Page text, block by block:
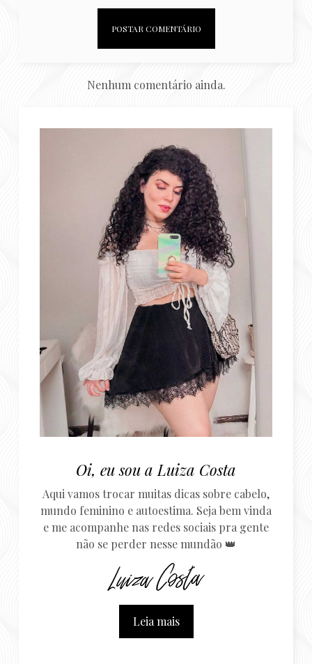
Nenhum comentário ainda.
Oi, eu sou a Luiza Costa
Aqui vamos trocar muitas dicas sobre cabelo,
mundo feminino e autoestima. Seja bem vinda
e me acompanhe nas redes sociais pra gente
não se perder nesse mundão 👑
Leia mais